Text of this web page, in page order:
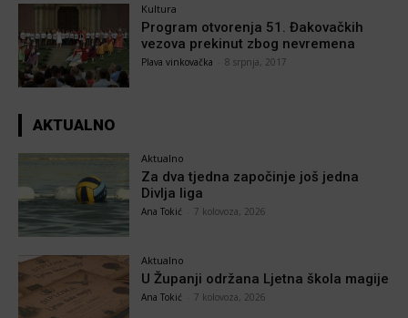
Kultura
Program otvorenja 51. Đakovačkih
vezova prekinut zbog nevremena
Plava vinkovačka 8 srpnja, 2017
AKTUALNO
Aktualno
Za dva tjedna započinje još jedna
Divlja liga
Ana Tokić 7 kolovoza, 2026
Aktualno
U Županji održana Ljetna škola magije
Ana Tokić 7 kolovoza, 2026